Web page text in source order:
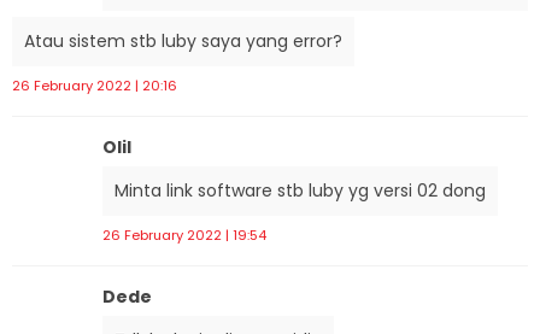
Atau sistem stb luby saya yang error?
26 February 2022 | 20:16
Olil
Minta link software stb luby yg versi 02 dong
26 February 2022 | 19:54
Dede